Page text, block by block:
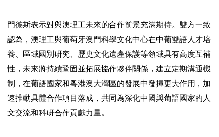
門德斯表示對與澳理工未來的合作前景充滿期待。雙方一致
認為，澳理工與葡萄牙澳門科學文化中心在中葡雙語人才培
養、區域國別研究、歷史文化遺產保護等領域具有高度互補
性，未來將持續鞏固並拓展協作夥伴關係，建立定期溝通機
制，在葡語國家和粵港澳大灣區的發展中發揮更大作用，加
速推動具體合作項目落成，共同為深化中國與葡語國家的人
文交流和科研合作貢獻力量。